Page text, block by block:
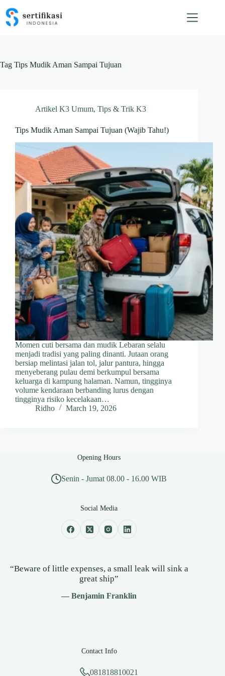
content
Tag Tips Mudik Aman Sampai Tujuan
Artikel K3 Umum, Tips & Trik K3
Tips Mudik Aman Sampai Tujuan (Wajib Tahu!)
Momen cuti bersama dan mudik Lebaran selalu
menjadi tradisi yang paling dinanti. Jutaan orang
bersiap melintasi jalan tol, jalur pantura, hingga
menyeberang pulau demi berkumpul bersama
keluarga di kampung halaman. Namun, tingginya
volume kendaraan berbanding lurus dengan
tingginya risiko kecelakaan…
Ridho
March 19, 2026
Opening Hours
Senin - Jumat 08.00 - 16.00 WIB
Social Media
“Beware of little expenses, a small leak will sink a
great ship”
— Benjamin Franklin
Contact Info
081818810021